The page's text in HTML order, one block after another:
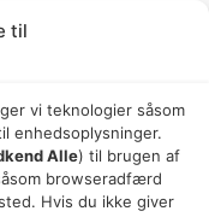
til
vi teknologier såsom
enhedsoplysninger.
Alle) til brugen af ​​
browseradfærd
Hvis du ikke giver